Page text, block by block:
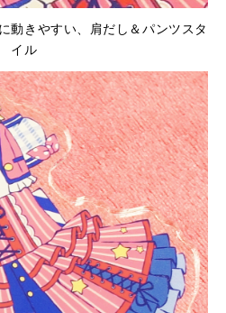
動きやすい、肩だし＆パンツスタ
イル